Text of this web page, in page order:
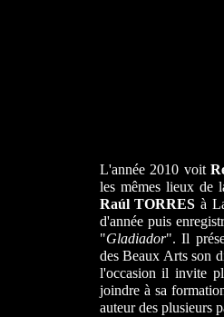
L'année 2010 voit
les mêmes lieux de
Raúl TORRES à
d'année puis
"Gladiador". Il
des Beaux Arts son
l'occasion il invite
joindre à sa
auteur des plusieurs